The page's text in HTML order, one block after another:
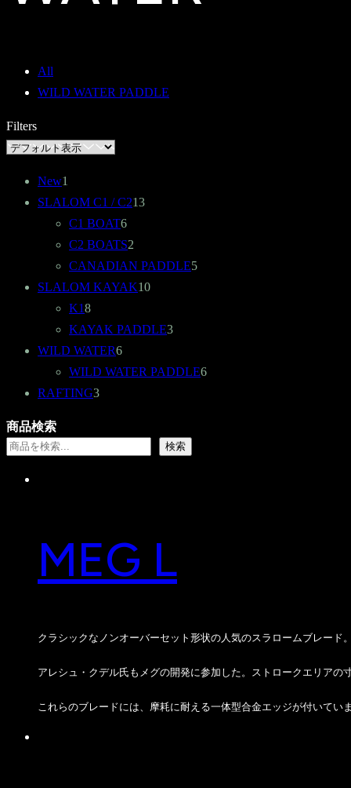
All
WILD WATER PADDLE
Filters
New1
個
の
商
品
SLALOM C1 / C21313
商
品
C1 BOAT66
個
の
商
C2 BOATS2
個
の
品
CANADIAN PADDLE55
SLALOM KAYAK1010
の
品
K188
個
の
商
品
KAYAK PADDLE33
の
WILD WATER66
個
品
WILD WATER PADDLE66
RAFTING33
の
商
商品検索
検索
MEG L
クラシックなノンオーバーセット形状の人気のスラロームブレ
アレシュ・クデル氏もメグの開発に参加した。ストロークエリア